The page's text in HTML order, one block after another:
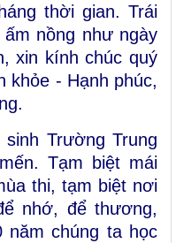
thời gian. Trái
nồng như ngày
xin kính chúc quý
khỏe - Hạnh phúc,
sinh TrườngTrung
. Tạm biệt mái
thi, tạm biệt nơi
nhớ, để thương,
chúng ta học